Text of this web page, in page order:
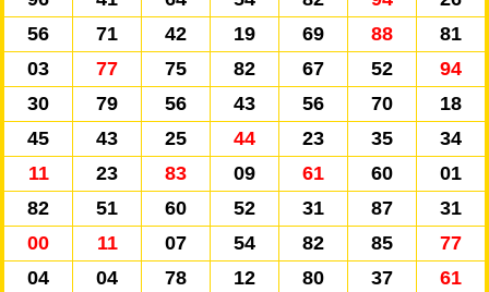
56
71 42 19 69 88
81
03
77 75 82 67 52
94
30
79 56 43 56 70
18
45
43 25 44 23 35
34
11
23 83 09 61 60
01
82
51 60 52 31 87
31
00
11 07 54 82 85
77
04
04 78 12 80 37
61